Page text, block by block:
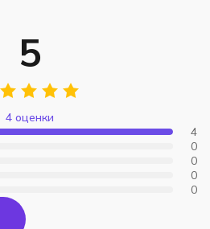
5
4 оценки
4
0
0
0
0